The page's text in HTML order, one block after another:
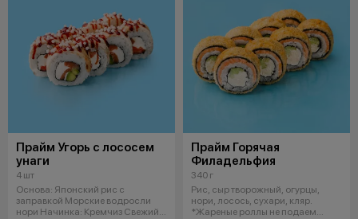
Прайм Угорь с лососем
унаги
4 шт
Основа: Японский рис с
заправкой Морские водросли
нори Начинка: Кремчиз Свежий
Прайм Горячая
Филадельфия
340 г
Рис, сыр творожный, огурцы,
нори, лосось, сухари, кляр.
*Жареные роллы не подаем